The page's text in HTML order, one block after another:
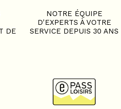
DE
NOTRE ÉQUIPE
D'EXPERTS À VOTRE
SERVICE DEPUIS 30 ANS